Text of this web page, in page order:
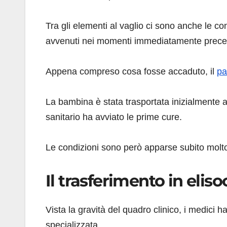
Tra gli elementi al vaglio ci sono anche le
avvenuti nei momenti immediatamente
Appena compreso cosa fosse accaduto, il
La bambina è stata trasportata inizialmente
sanitario ha avviato le prime cure.
Le condizioni sono però apparse subito
Il trasferimento in
Vista la gravità del quadro clinico, i medici